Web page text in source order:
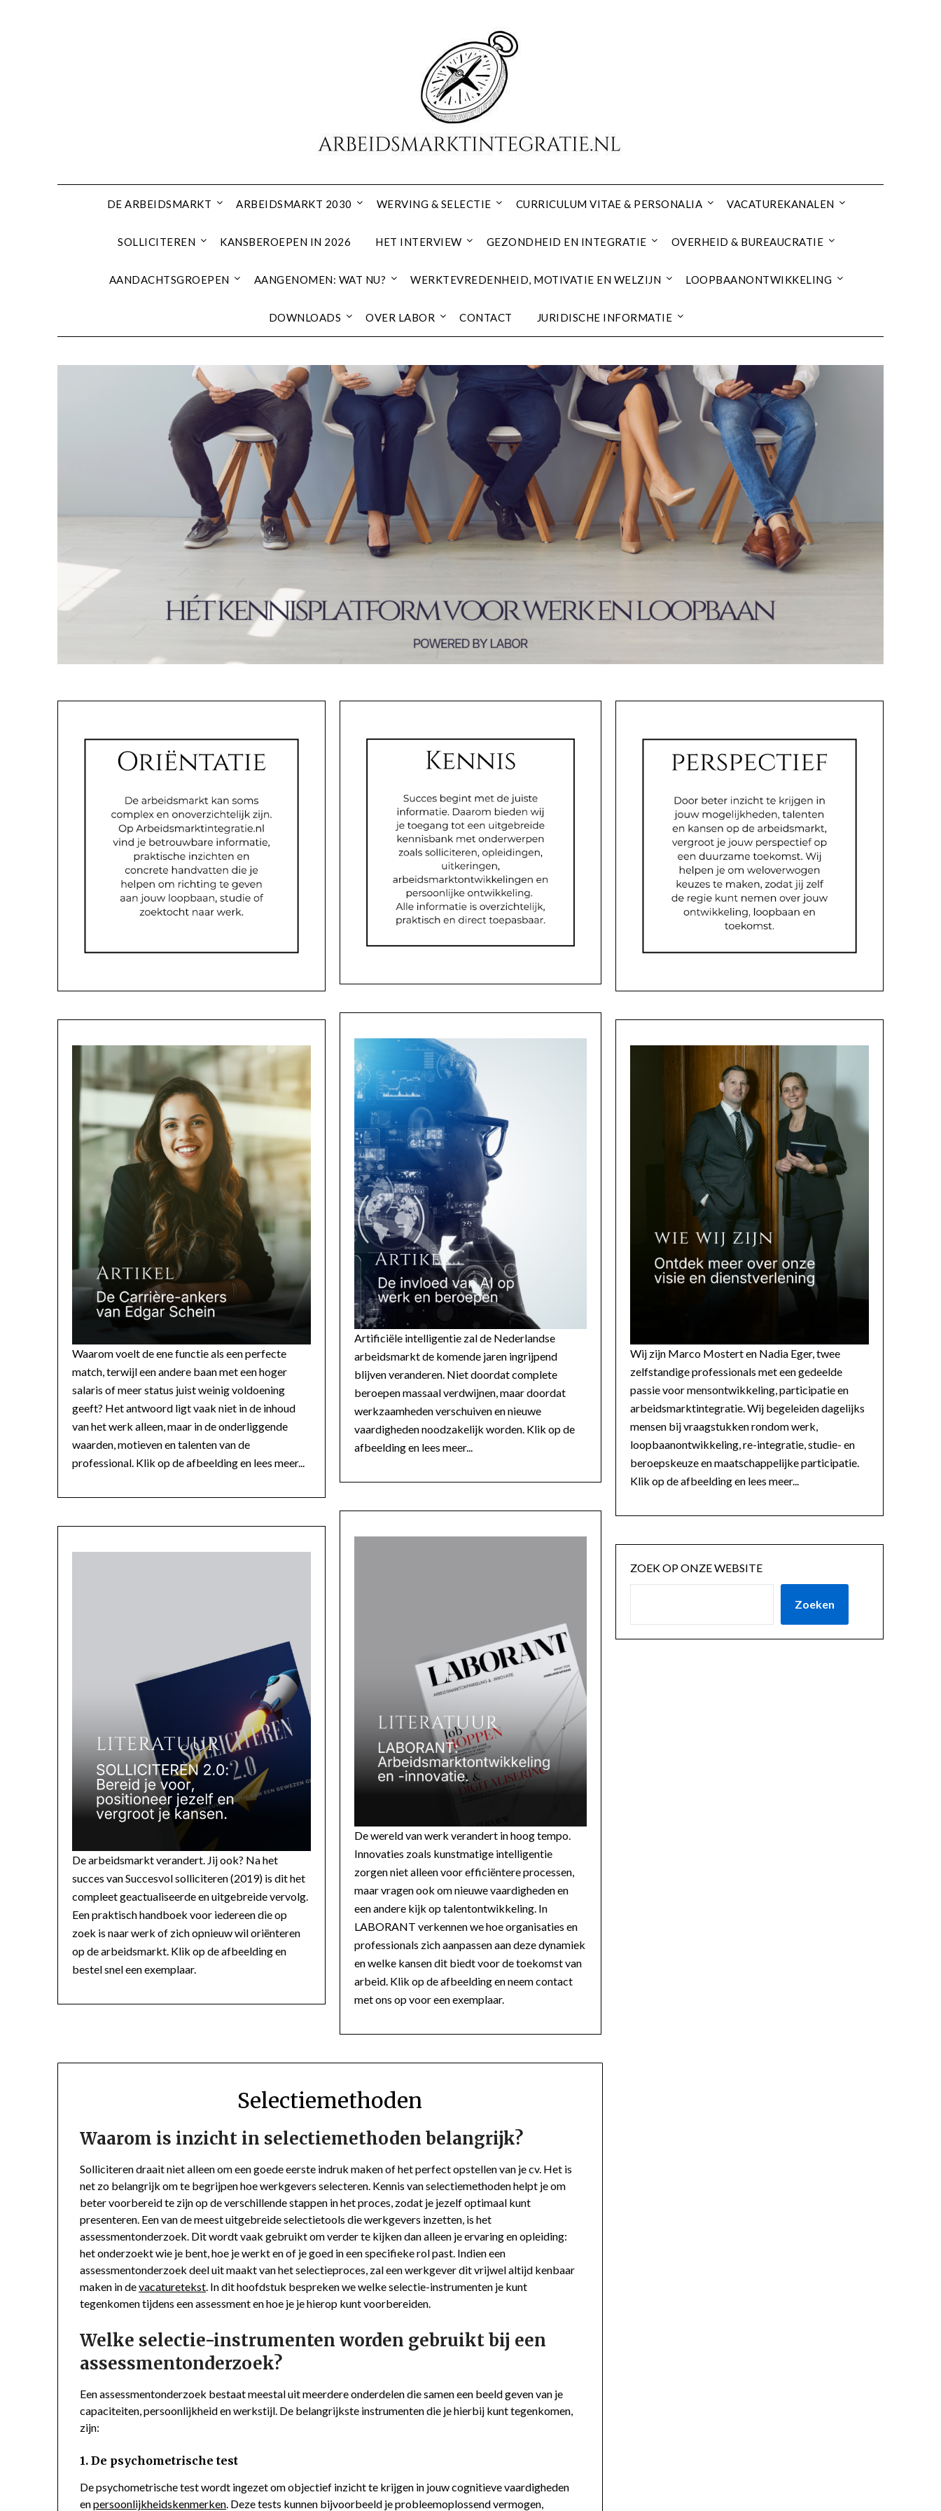
DE ARBEIDSMARKT ARBEIDSMARKT 2030 WERVING & SELECTIE CURRICULUM VITAE & PERSONALIA VACATUREKANALEN
SOLLICITEREN KANSBEROEPEN IN 2026 HET INTERVIEW GEZONDHEID EN INTEGRATIE OVERHEID & BUREAUCRATIE
AANDACHTSGROEPEN AANGENOMEN: WAT NU? WERKTEVREDENHEID, MOTIVATIE EN WELZIJN LOOPBAANONTWIKKELING
DOWNLOADS OVER LABOR CONTACT JURIDISCHE INFORMATIE
Waarom voelt de ene functie als een perfecte
match, terwijl een andere baan met een hoger
salaris of meer status juist weinig voldoening
geeft? Het antwoord ligt vaak niet in de inhoud
van het werk alleen, maar in de onderliggende
waarden, motieven en talenten van de
professional. Klik op de afbeelding en lees meer...
De arbeidsmarkt verandert. Jij ook? Na het
succes van Succesvol solliciteren (2019) is dit het
compleet geactualiseerde en uitgebreide vervolg.
Een praktisch handboek voor iedereen die op
zoek is naar werk of zich opnieuw wil oriënteren
op de arbeidsmarkt. Klik op de afbeelding en
bestel snel een exemplaar.
Artificiële intelligentie zal de Nederlandse
arbeidsmarkt de komende jaren ingrijpend
blijven veranderen. Niet doordat complete
beroepen massaal verdwijnen, maar doordat
werkzaamheden verschuiven en nieuwe
vaardigheden noodzakelijk worden. Klik op de
afbeelding en lees meer...
De wereld van werk verandert in hoog tempo.
Innovaties zoals kunstmatige intelligentie
zorgen niet alleen voor efficiëntere processen,
maar vragen ook om nieuwe vaardigheden en
een andere kijk op talentontwikkeling. In
LABORANT verkennen we hoe organisaties en
professionals zich aanpassen aan deze dynamiek
en welke kansen dit biedt voor de toekomst van
arbeid. Klik op de afbeelding en neem contact
met ons op voor een exemplaar.
Wij zijn Marco Mostert en Nadia Eger, twee
zelfstandige professionals met een gedeelde
passie voor mensontwikkeling, participatie en
arbeidsmarktintegratie. Wij begeleiden dagelijks
mensen bij vraagstukken rondom werk,
loopbaanontwikkeling, re-integratie, studie- en
beroepskeuze en maatschappelijke participatie.
Klik op de afbeelding en lees meer...
ZOEK OP ONZE WEBSITE
Zoeken
Selectiemethoden
Waarom is inzicht in selectiemethoden belangrijk?
Solliciteren draait niet alleen om een goede eerste indruk maken of het perfect opstellen van je cv. Het is
net zo belangrijk om te begrijpen hoe werkgevers selecteren. Kennis van selectiemethoden helpt je om
beter voorbereid te zijn op de verschillende stappen in het proces, zodat je jezelf optimaal kunt
presenteren. Een van de meest uitgebreide selectietools die werkgevers inzetten, is het
assessmentonderzoek. Dit wordt vaak gebruikt om verder te kijken dan alleen je ervaring en opleiding:
het onderzoekt wie je bent, hoe je werkt en of je goed in een specifieke rol past. Indien een
assessmentonderzoek deel uit maakt van het selectieproces, zal een werkgever dit vrijwel altijd kenbaar
maken in devacaturetekst. In dit hoofdstuk bespreken we welke selectie-instrumenten je kunt
tegenkomen tijdens een assessment en hoe je je hierop kunt voorbereiden.
Welke selectie-instrumenten worden gebruikt bij een
assessmentonderzoek?
Een assessmentonderzoek bestaat meestal uit meerdere onderdelen die samen een beeld geven van je
capaciteiten, persoonlijkheid en werkstijl. De belangrijkste instrumenten die je hierbij kunt tegenkomen,
zijn:
1. De psychometrische test
De psychometrische test wordt ingezet om objectief inzicht te krijgen in jouw cognitieve vaardigheden
enpersoonlijkheidskenmerken. Deze tests kunnen bijvoorbeeld je probleemoplossend vermogen,